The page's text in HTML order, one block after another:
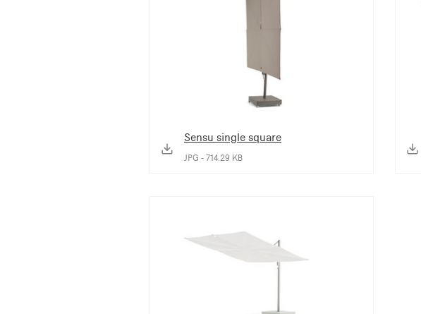
Sensu single square
JPG - 714.29 KB